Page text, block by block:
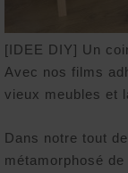
[IDEE DIY] Un
Avec nos films
vieux meubles et
Dans notre tout
métamorphosé